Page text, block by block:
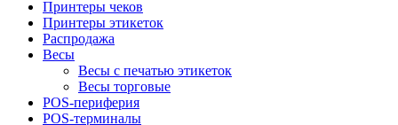
Принтеры чеков
Принтеры этикеток
Распродажа
Весы
Весы с печатью этикеток
Весы торговые
POS-периферия
POS-терминалы